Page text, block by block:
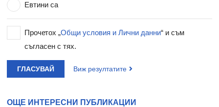
Евтини са
Прочетох „Общи условия и Лични данни“ и съм
съгласен с тях.
ГЛАСУВАЙ Виж резултатите
ОЩЕ ИНТЕРЕСНИ ПУБЛИКАЦИИ